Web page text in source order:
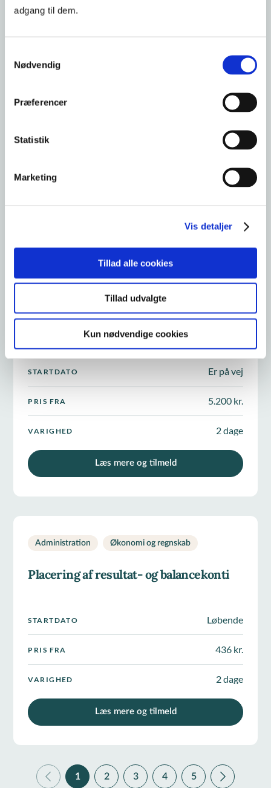
adgang til dem.
Nødvendig
Præferencer
Statistik
Marketing
Vis detaljer
Tillad alle cookies
Tillad udvalgte
Kun nødvendige cookies
5.200 kr.
VARIGHED 2 dage
Økonomi og regnskab
Excel 1 - grundlæggende
STARTDATO Er på vej
PRIS FRA 5.200 kr.
VARIGHED 2 dage
Læs mere og tilmeld
Administration Økonomi og regnskab
Placering af resultat- og balancekonti
STARTDATO Løbende
PRIS FRA 436 kr.
VARIGHED 2 dage
Læs mere og tilmeld
1 2 3 4 5